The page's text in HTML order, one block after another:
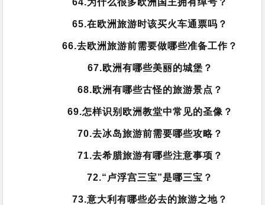
64.为什么很多欧洲国王拥有绰号？
65.在欧洲旅游时该买火车通票吗？
66.去欧洲旅游前需要做哪些准备工作？
67.欧洲有哪些美丽的城堡？
68.欧洲有哪些古怪的旅游景点？
69.怎样识别欧洲教堂中常见的圣像？
70.去冰岛旅游前需要哪些攻略？
71.去希腊旅游有哪些注意事项？
72.“卢浮宫三宝”是哪三宝？
73.意大利有哪些必去的旅游之地？